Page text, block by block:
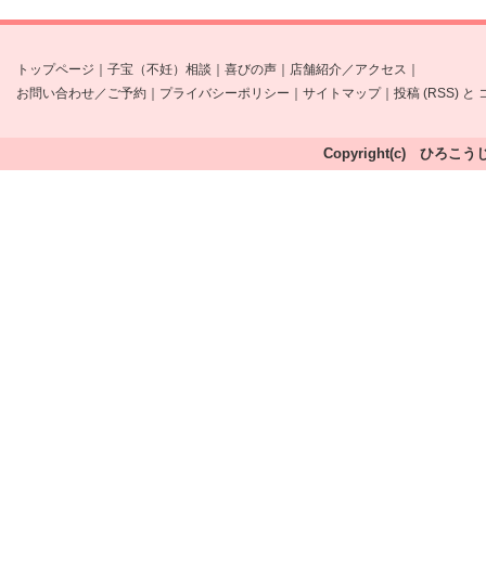
トップページ 子宝（不妊）相談 喜びの声 店舗紹介／アクセス
お問い合わせ／ご予約
プライバシーポリシー サイトマップ｜ 投稿 (RSS) と
Copyright(c) ひろこう